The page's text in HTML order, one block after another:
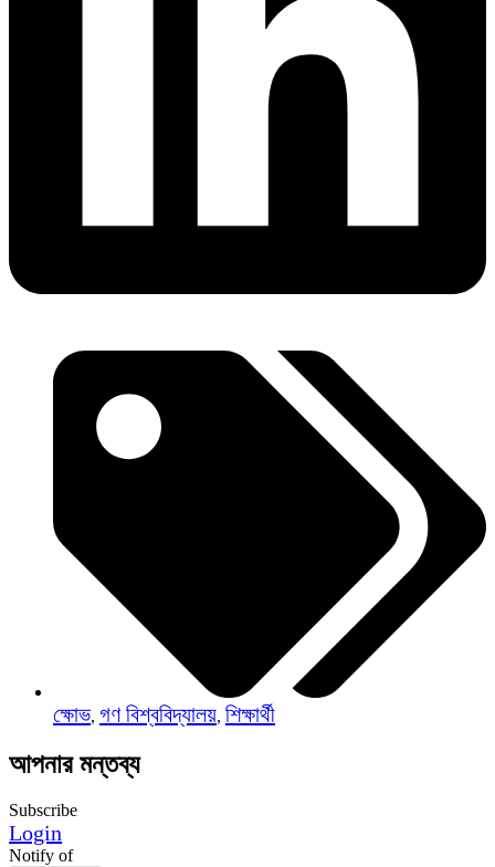
ক্ষোভ, গণ বিশ্ববিদ্যালয়, শিক্ষার্থী
আপনার মন্তব্য
Subscribe
Login
Notify of